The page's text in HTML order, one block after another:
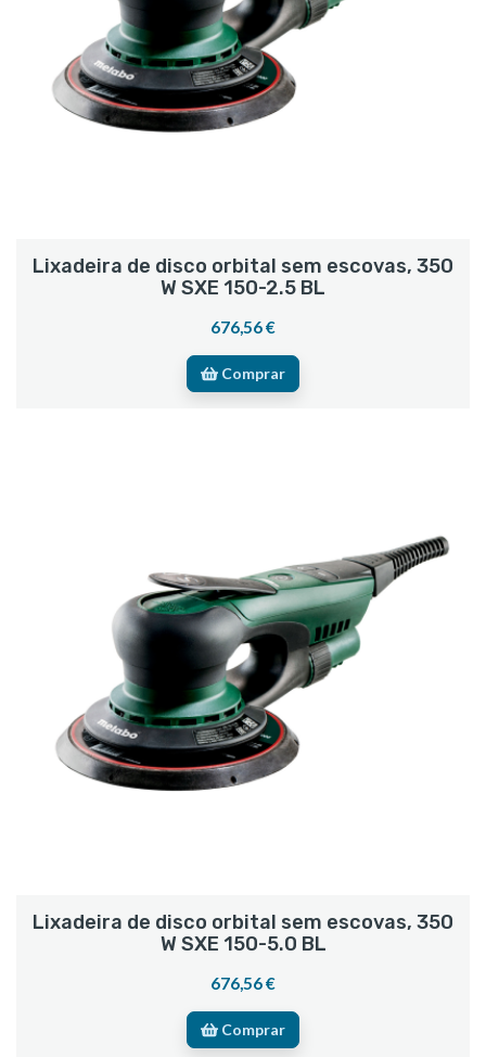
Lixadeira de disco orbital sem escovas, 350
W SXE 150-2.5 BL
676,56 €
Comprar
Lixadeira de disco orbital sem escovas, 350
W SXE 150-5.0 BL
676,56 €
Comprar